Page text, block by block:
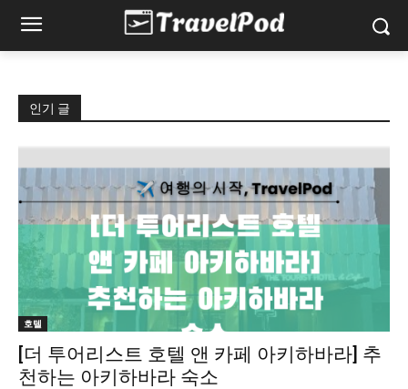
인기 글
호텔
[더 투어리스트 호텔 앤 카페 아키하바라] 추
천하는 아키하바라 숙소